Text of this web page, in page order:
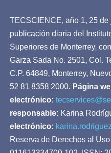
TECSCIENCE, año 1, 25 de
publicación diaria del
Superiores de Monterrey,
Garza Sada No. 2501, Col.
C.P. 64849, Monterrey,
52 81 8358 2000. Página
electrónico:
responsable: Karina
electrónico:
Reserva de Derechos al